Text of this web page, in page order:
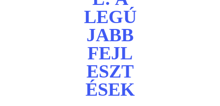
LEGÚ
JABB
FEJL
ESZT
ÉSEK